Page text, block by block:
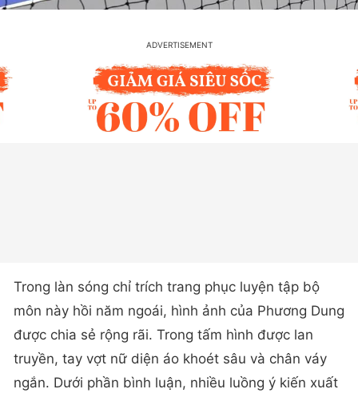
Trong làn sóng chỉ trích trang phục luyện tập bộ
môn này hồi năm ngoái, hình ảnh của Phương Dung
được chia sẻ rộng rãi. Trong tấm hình được lan
truyền, tay vợt nữ diện áo khoét sâu và chân váy
ngắn. Dưới phần bình luận, nhiều luồng ý kiến xuất